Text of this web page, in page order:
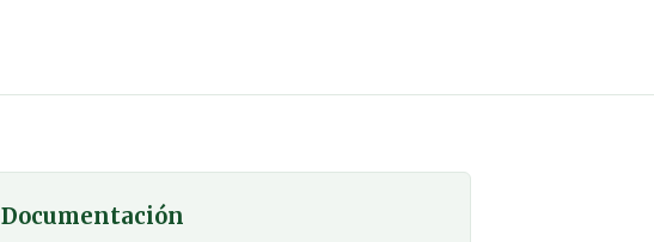
Documentación